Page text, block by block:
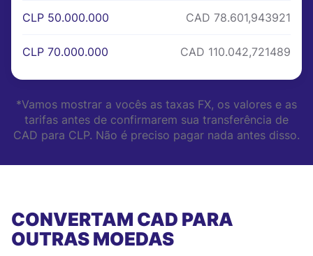
CLP 50.000.000 CAD 78.601,943921
CLP 70.000.000 CAD 110.042,721489
*Vamos mostrar a vocês as taxas FX, os valores e as
tarifas antes de confirmarem sua transferência de
CAD para CLP. Não é preciso pagar nada antes disso.
CONVERTAM CAD PARA
OUTRAS MOEDAS